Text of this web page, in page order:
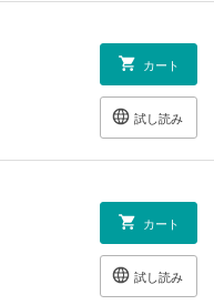
カート
試し読み
カート
試し読み